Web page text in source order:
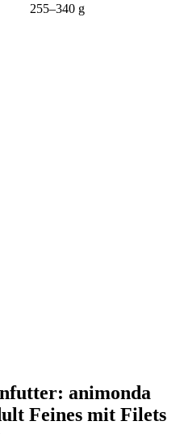
255–340 g
animonda
Feines mit Filets